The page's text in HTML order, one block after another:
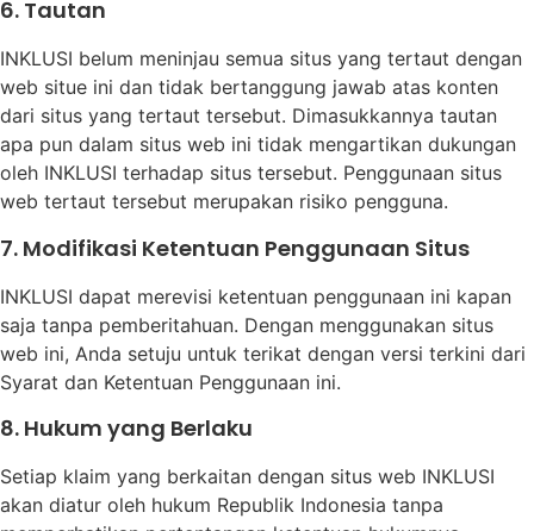
6. Tautan
INKLUSI belum meninjau semua situs yang tertaut dengan
web situe ini dan tidak bertanggung jawab atas konten
dari situs yang tertaut tersebut. Dimasukkannya tautan
apa pun dalam situs web ini tidak mengartikan dukungan
oleh INKLUSI terhadap situs tersebut. Penggunaan situs
web tertaut tersebut merupakan risiko pengguna.
7. Modifikasi Ketentuan Penggunaan Situs
INKLUSI dapat merevisi ketentuan penggunaan ini kapan
saja tanpa pemberitahuan. Dengan menggunakan situs
web ini, Anda setuju untuk terikat dengan versi terkini dari
Syarat dan Ketentuan Penggunaan ini.
8. Hukum yang Berlaku
Setiap klaim yang berkaitan dengan situs web INKLUSI
akan diatur oleh hukum Republik Indonesia tanpa